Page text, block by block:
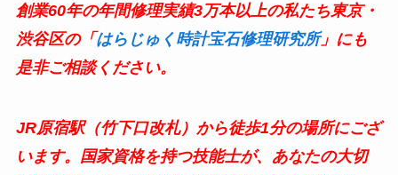
創業60年の年間修理実績3万本以上の私たち東京・
渋谷区の「 はらじゅく時計宝石修理研究所」にも
是非ご相談ください。
JR原宿駅（竹下口改札）から徒歩1分の場所にござ
います。国家資格を持つ技能士が、あなたの大切